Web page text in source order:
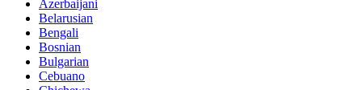
Azerbaijani
Belarusian
Bengali
Bosnian
Bulgarian
Cebuano